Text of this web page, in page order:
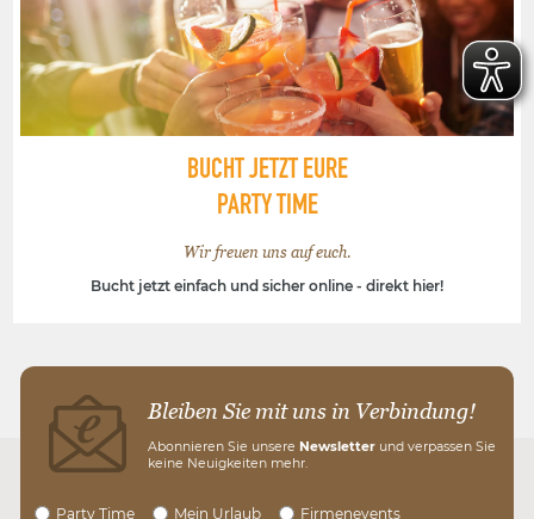
BUCHT JETZT EURE
PARTY TIME
Wir freuen uns auf euch.
Bucht jetzt einfach und sicher online - direkt hier!
Bleiben Sie mit uns in Verbindung!
Abonnieren Sie unsere Newsletter und verpassen Sie
keine Neuigkeiten mehr.
Party Time Mein Urlaub
Firmenevents